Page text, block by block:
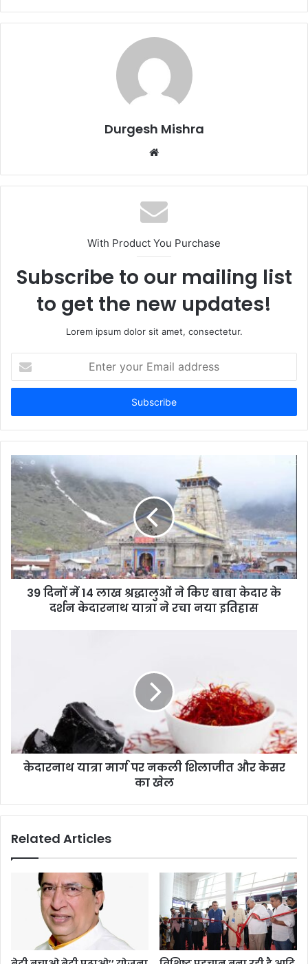
Durgesh Mishra
Website
With Product You Purchase
Subscribe to our mailing list
to get the new updates!
Lorem ipsum dolor sit amet, consectetur.
your
Email
39 दिनों में 14 लाख श्रद्धालुओं ने किए बाबा केदार के
दर्शन केदारनाथ यात्रा ने रचा नया इतिहास
केदारनाथ यात्रा मार्ग पर नकली शिलाजीत और केसर
का खेल
Related Articles